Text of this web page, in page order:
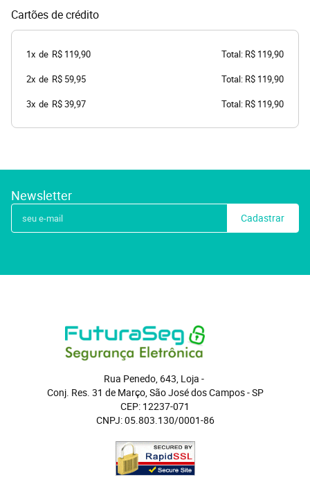
Cartões de crédito
1x de R$ 119,90
Total: R$ 119,90
2x de R$ 59,95
Total: R$ 119,90
3x de R$ 39,97 Total: R$ 119,90
Newsletter
Cadastrar
Rua Penedo, 643, Loja -
Conj. Res. 31 de Março, São José dos Campos - SP
CEP: 12237-071
CNPJ: 05.803.130/0001-86